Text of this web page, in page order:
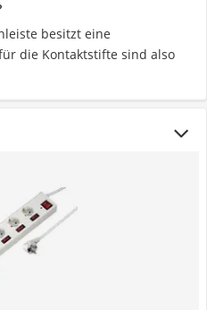
besitzt eine
die Kontaktstifte sind also